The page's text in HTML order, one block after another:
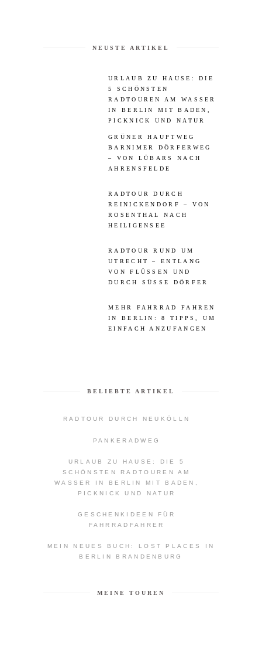
NEUSTE ARTIKEL
URLAUB ZU HAUSE: DIE
5 SCHÖNSTEN
RADTOUREN AM WASSER
IN BERLIN MIT BADEN,
PICKNICK UND NATUR
GRÜNER HAUPTWEG
BARNIMER DÖRFERWEG
– VON LÜBARS NACH
AHRENSFELDE
RADTOUR DURCH
REINICKENDORF – VON
ROSENTHAL NACH
HEILIGENSEE
RADTOUR RUND UM
UTRECHT – ENTLANG
VON FLÜSSEN UND
DURCH SÜSSE DÖRFER
MEHR FAHRRAD FAHREN
IN BERLIN: 8 TIPPS, UM
EINFACH ANZUFANGEN
BELIEBTE ARTIKEL
RADTOUR DURCH NEUKÖLLN
PANKERADWEG
URLAUB ZU HAUSE: DIE 5
SCHÖNSTEN RADTOUREN AM
WASSER IN BERLIN MIT BADEN,
PICKNICK UND NATUR
GESCHENKIDEEN FÜR
FAHRRADFAHRER
MEIN NEUES BUCH: LOST PLACES IN
BERLIN BRANDENBURG
MEINE TOUREN